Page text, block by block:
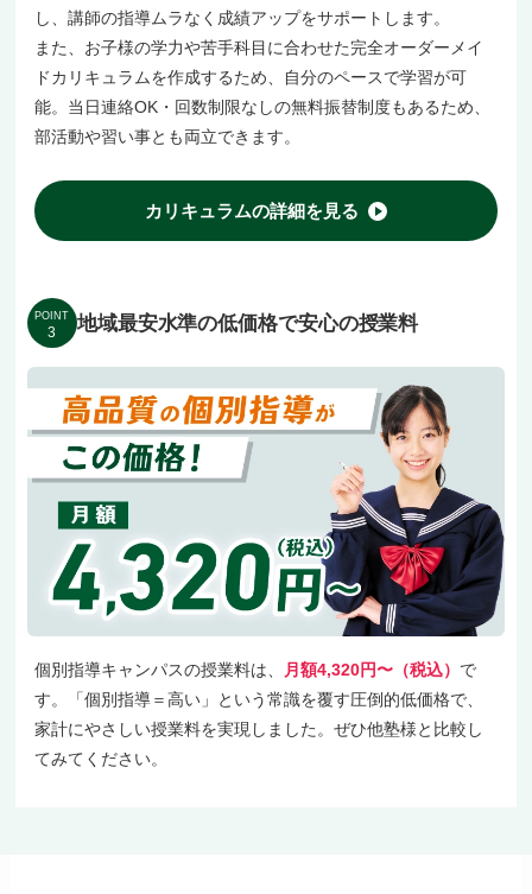
し、講師の指導ムラなく成績アップをサポートします。
また、お子様の学力や苦手科目に合わせた完全オーダーメイ
ドカリキュラムを作成するため、自分のペースで学習が可
能。当日連絡OK・回数制限なしの無料振替制度もあるため、
部活動や習い事とも両立できます。
カリキュラムの詳細を見る
POINT
3 地域最安水準の低価格で安心の授業料
個別指導キャンパスの授業料は、 月額4,320円〜（税込） で
す。「個別指導＝高い」という常識を覆す圧倒的低価格で、
家計にやさしい授業料を実現しました。ぜひ他塾様と比較し
てみてください。